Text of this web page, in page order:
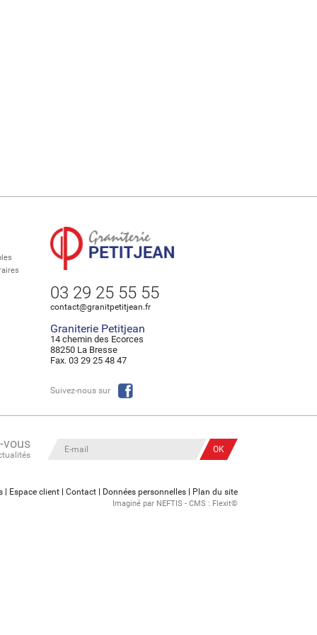
03 29 25 55 55
contact@granitpetitjean.fr
Graniterie Petitjean
14 chemin des Ecorces
88250 La Bresse
Fax. 03 29 25 48 47
Suivez-nous sur
vous
Espace client Contact Données personnelles Plan du site
Imaginé par NEFTIS - CMS : Flexit©